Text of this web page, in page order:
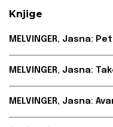
Knjige
MELVINGER, Jasna:
MELVINGER, Jasna:
MELVINGER, Jasna: